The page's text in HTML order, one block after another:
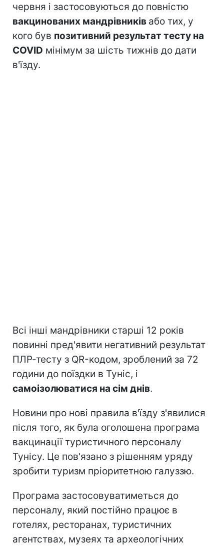
червня і застосовуються до повністю
вакцинованих мандрівників або тих, у
кого був позитивний результат тесту на
COVID мінімум за шість тижнів до дати
в'їзду.
Всі інші мандрівники старші 12 років
повинні пред'явити негативний результат
ПЛР-тесту з QR-кодом, зроблений за 72
години до поїздки в Туніс, і
самоізолюватися на сім днів.
Новини про нові правила в'їзду з'явилися
після того, як була оголошена програма
вакцинації туристичного персоналу
Тунісу. Це пов'язано з рішенням уряду
зробити туризм пріоритетною галуззю.
Програма застосовуватиметься до
персоналу, який постійно працює в
готелях, ресторанах, туристичних
агентствах, музеях та археологічних